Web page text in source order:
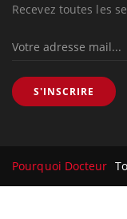
Recevez toutes les
S'INSCRIRE
Pourquoi Docteur